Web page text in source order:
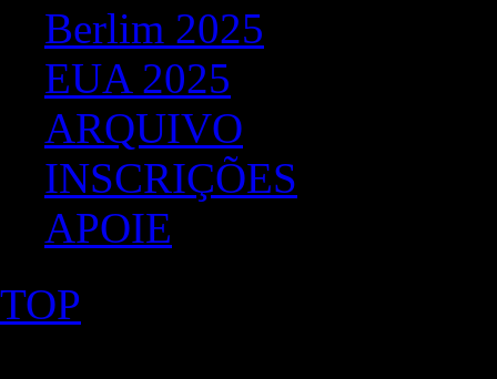
Berlim 2025
EUA 2025
ARQUIVO
INSCRIÇÕES
APOIE
TOP